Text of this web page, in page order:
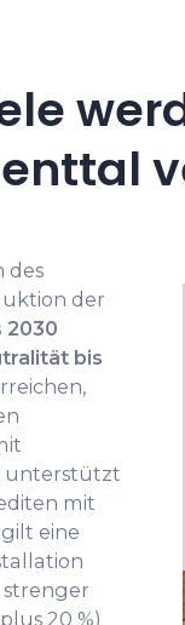
des
der
2030
bis
unterstützt
mit
eine
20 %)